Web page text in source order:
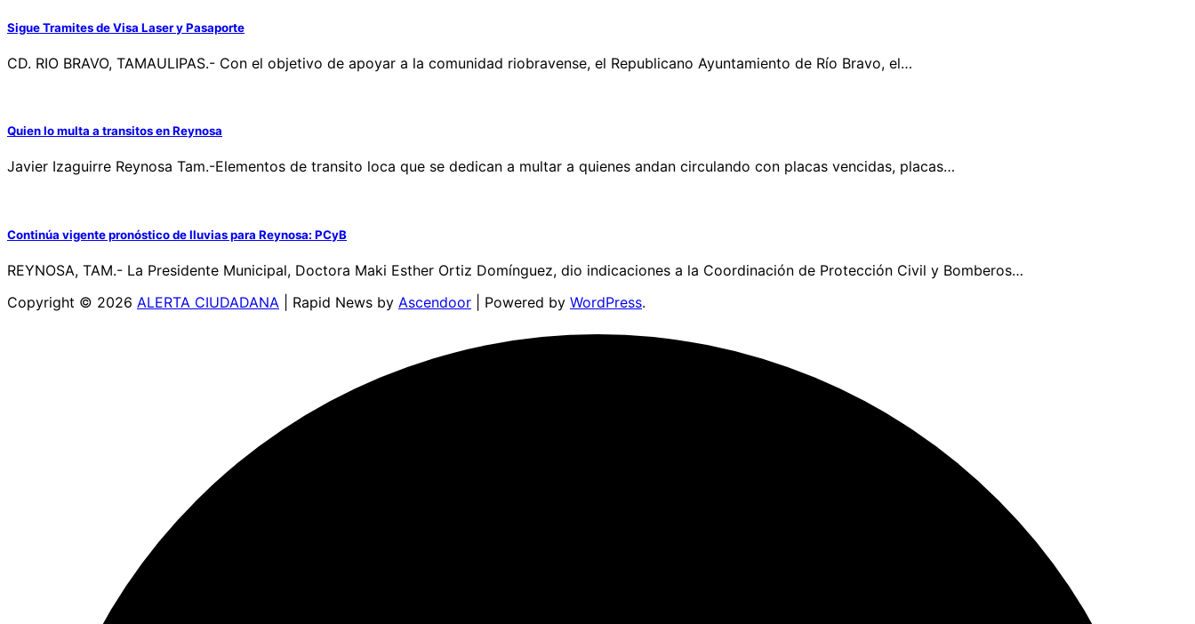
Sigue Tramites de Visa Laser y Pasaporte
CD. RIO BRAVO, TAMAULIPAS.- Con el objetivo de apoyar a la comunidad riobravense, el Republicano Ayuntamiento de Río Bravo, el…
Quien lo multa a transitos en Reynosa
Javier Izaguirre Reynosa Tam.-Elementos de transito loca que se dedican a multar a quienes andan circulando con placas vencidas, placas…
Continúa vigente pronóstico de lluvias para Reynosa: PCyB
REYNOSA, TAM.- La Presidente Municipal, Doctora Maki Esther Ortiz Domínguez, dio indicaciones a la Coordinación de Protección Civil y Bomberos…
Copyright © 2026 ALERTA CIUDADANA | Rapid News by Ascendoor | Powered by WordPress.